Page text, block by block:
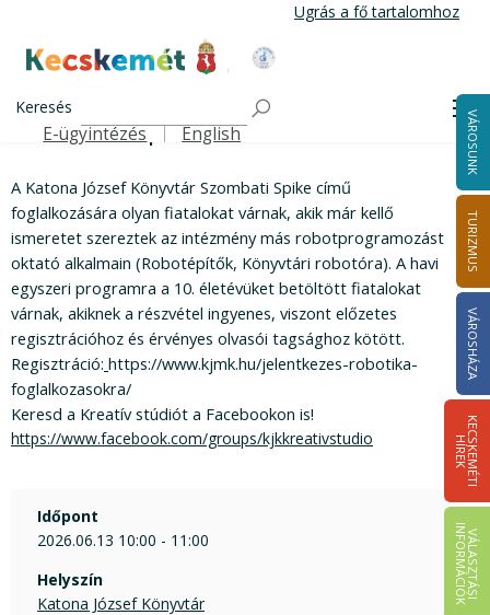
Ugrás a fő tartalomhoz
Kecskemét Város Honlapja
Keresés
Felső navigáció
E-ügyintézés English VÁROSUNK
TURIZMUS
VÁROSHÁZA
K
E
C
S
K
E
M
É
T
I
HÍ
R
E
K
V
Á
L
A
S
Z
T
Á
S
I
IN
F
O
R
M
Á
C
I
Ó
K
Szombati Spike
Szombati Spike
A Katona József Könyvtár Szombati Spike című
foglalkozására olyan fiatalokat várnak, akik már kellő
ismeretet szereztek az intézmény más robotprogramozást
oktató alkalmain (Robotépítők, Könyvtári robotóra). A havi
egyszeri programra a 10. életévüket betöltött fiatalokat
várnak, akiknek a részvétel ingyenes, viszont előzetes
regisztrációhoz és érvényes olvasói tagsághoz kötött.
Regisztráció: https://www.kjmk.hu/jelentkezes-robotika-
foglalkozasokra/
Keresd a Kreatív stúdiót a Facebookon is!
https://www.facebook.com/groups/kjkkreativstudio
Időpont
2026.06.13 10:00 - 11:00
Helyszín
Katona József Könyvtár